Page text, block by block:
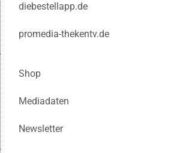
diebestellapp.de
promedia-thekentv.de
Shop
Mediadaten
Newsletter